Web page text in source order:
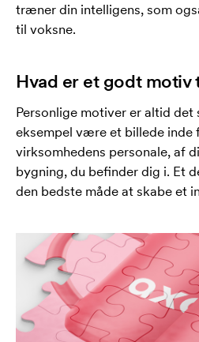
træner din intelligens, som
til voksne.
Hvad er et godt motiv
Personlige motiver er altid
eksempel være et billede inde
virksomhedens personale, af
bygning, du befinder dig i. Et
den bedste måde at skabe et